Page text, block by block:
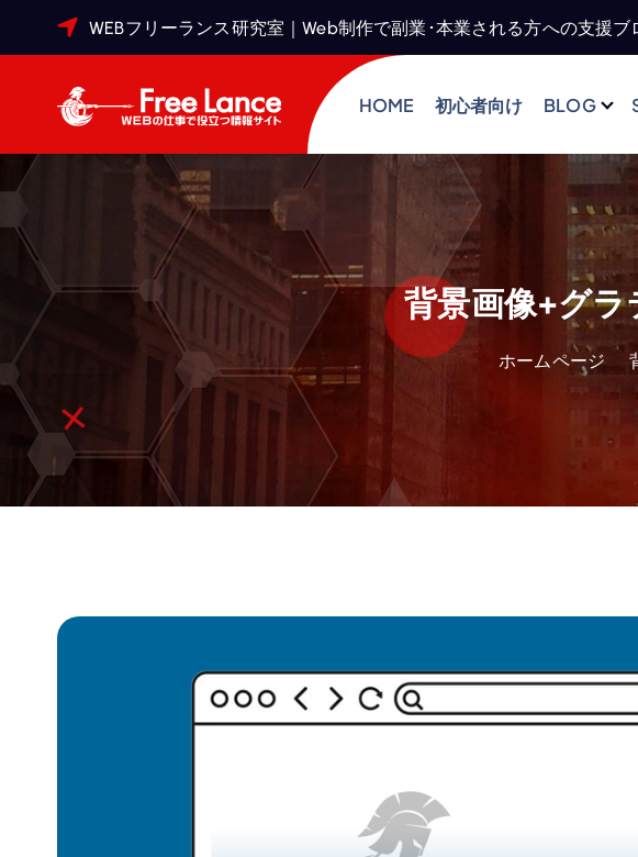
WEBフリーランス研究室｜Web制作で副業･本業される方への支援ブ
W
E
B
フ
リ
HOME 初心者向け BLOG
背景画像+グ
ホームページ